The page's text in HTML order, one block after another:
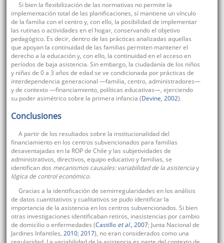
Si bien la flexibilización de las normativas no permite la
implementación total de las planificaciones, sí mantiene un vínculo
de la familia con el centro y, con ello, la posibilidad de implementar
las rutinas o actividades en el hogar, conservando el objetivo
pedagógico. Es decir, dentro de las prácticas analizadas aquellas
que apoyan la continuidad de las familias permiten mantener el
derecho a la educación y, con ello, la continuidad en el acceso en
períodos de baja asistencia. Sin embargo, la ciudadanía de los niños
y niñas de 0 a 3 años de edad se ve condicionada por prácticas de
interdependencia generacional —familia, centro, administradores—
y de contexto —financiamiento, políticas educativas—, ejerciendo
su poder asimétrico sobre la primera infancia (Devine, 2002).
Conclusiones
A partir de los resultados sobre la institucionalidad del
financiamiento en los centros subvencionados para familias
desaventajadas en la ROP de Chile y las subjetividades de
administrativos, directivos, equipo educativo y familias, se
identifican dos mecanismos causales: variabilidad de la asistenciay
lógica de control económico.
Gracias a la identificación de semirregularidades en los análisis
de datos cuantitativos y cualitativos se pudo identificar la
importancia de la asistencia en los centros subvencionados. Si bien
otras investigaciones identificaban retiros, inasistencias por cambio
de domicilio o enfermedades (Castillo et al., 2007; Junta Nacional de
Jardines Infantiles, 2010; 2017), no eran considerados como una